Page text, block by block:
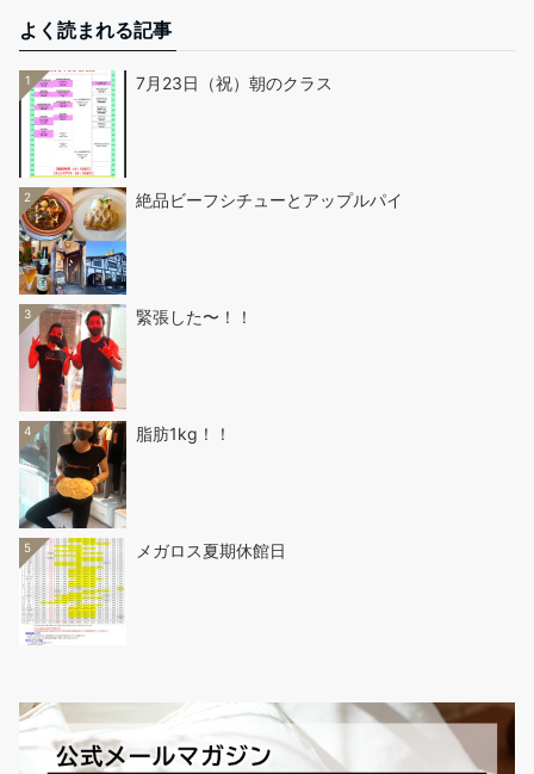
よく読まれる記事
1 7月23日（祝）朝のクラス
2 絶品ビーフシチューとアップルパイ
3 緊張した〜！！
4 脂肪1kg！！
5 メガロス夏期休館日